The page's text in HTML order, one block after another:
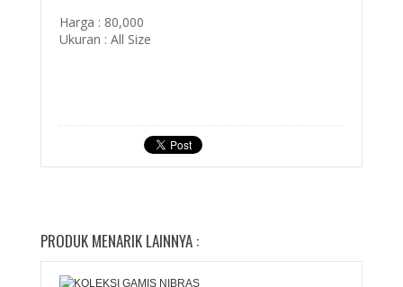
Harga : 80,000
Ukuran : All Size
PRODUK MENARIK LAINNYA :